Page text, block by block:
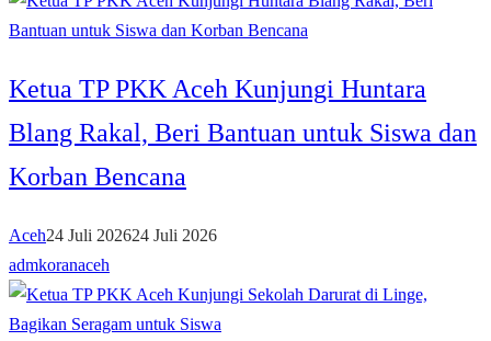
Ketua TP PKK Aceh Kunjungi Huntara
Blang Rakal, Beri Bantuan untuk Siswa dan
Korban Bencana
Aceh24 Juli 202624 Juli 2026
admkoranaceh